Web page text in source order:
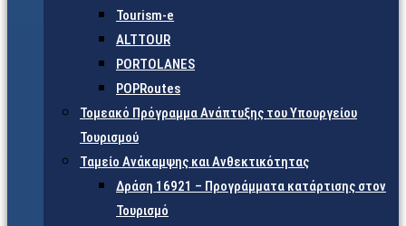
Tourism-e
ALTTOUR
PORTOLANES
POPRoutes
Τομεακό Πρόγραμμα Ανάπτυξης του Υπουργείου
Τουρισμού
Ταμείο Ανάκαμψης και Ανθεκτικότητας
Δράση 16921 – Προγράμματα κατάρτισης στον
Τουρισμό